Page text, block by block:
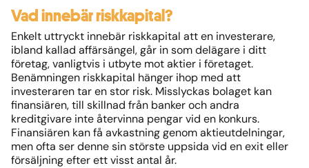
Vad innebär riskkapital?
Enkelt uttryckt innebär riskkapital att en investerare,
ibland kallad affärsängel, går in som delägare i ditt
företag, vanligtvis i utbyte mot aktier i företaget.
Benämningen riskkapital hänger ihop med att
investeraren tar en stor risk. Misslyckas bolaget kan
finansiären, till skillnad från banker och andra
kreditgivare inte återvinna pengar vid en konkurs.
Finansiären kan få avkastning genom aktieutdelningar,
men ofta ser denne sin störste uppsida vid en exit eller
försäljning efter ett visst antal år.